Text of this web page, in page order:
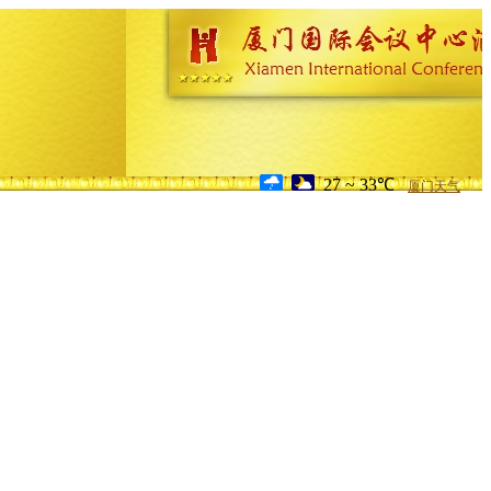
27 ~ 33℃ 厦门天气